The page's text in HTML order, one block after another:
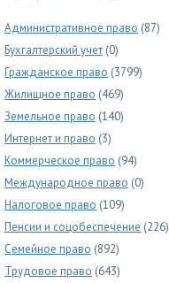
Административное право (87)
Бухгалтерский учет (0)
Гражданское право (3799)
Жилищное право (469)
Земельное право (140)
Интернет и право (3)
Коммерческое право (94)
Международное право (0)
Налоговое право (109)
Пенсии и соцобеспечение (226)
Семейное право (892)
Трудовое право (643)